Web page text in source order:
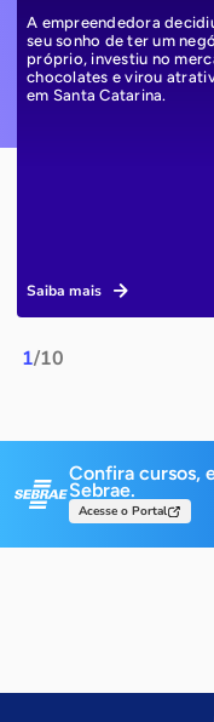
1/10
A empreendedora
seu sonho de ter um
próprio, investiu no
chocolates e virou
em Santa Catarina.
Saiba mais
Confira cursos,
Sebrae.
Acesse o Portal